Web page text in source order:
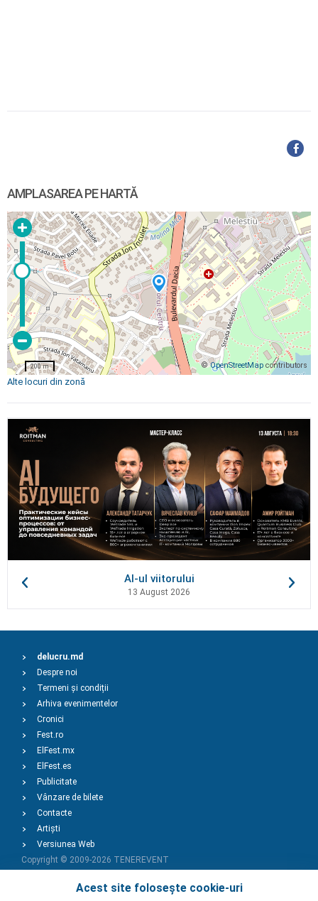
AMPLASAREA PE HARTĂ
©OpenStreetMap contributors
200 m
Alte locuri din zonă
AI-ul viitorului
13 August 2026
Acest site folosește cookie-uri
delucru.md
Despre noi
Termeni și condiții
Arhiva evenimentelor
Cronici
Fest.ro
ElFest.mx
ElFest.es
Publicitate
Vânzare de bilete
Contacte
Artiști
Versiunea Web
Copyright © 2009-2026 TENEREVENT